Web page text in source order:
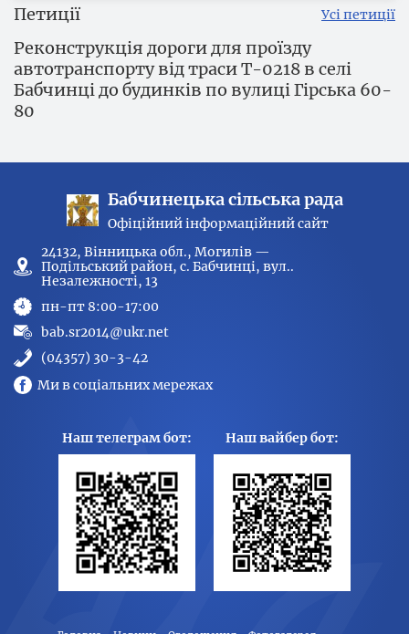
Петиції Усі петиції
Реконструкція дороги для проїзду
автотранспорту від траси Т-0218 в селі
Бабчинці до будинків по вулиці Гірська 60-
80
Бабчинецька сільська рада
Офіційний інформаційний сайт
24132, Вінницька обл., Могилів —
Подільський район, с. Бабчинці, вул..
Незалежності, 13
пн-пт 8:00-17:00
bab.sr2014@ukr.net
(04357) 30-3-42
Ми в соціальних мережах
Наш телеграм бот: Наш вайбер бот: